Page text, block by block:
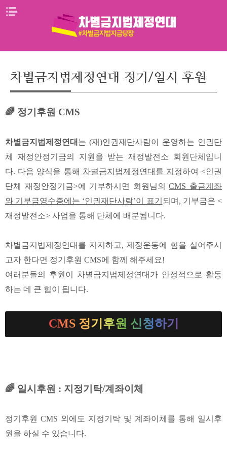
Skip
차별금지법제정연대 정기/일시 후원
🌈 정기후원 CMS
차별금지법제정연대 는 (재)인권재단사람이 운영하는 인권단
체 재정안정기금의 지원을 받는 재정발전소 회원단체입니
다. 다음 양식을 통해 차별금지법제정연대를 지정하여 <인권
단체 재정안정기금>에 기부하시면 회원님의CMS 출금계좌
와 기부금영수증에는 ‘인권재단사람’이 표기 되며, 기부금은 <
재정발전소> 사업을 통해 단체에 배분됩니다.
차별금지법제정연대를 지지하고, 제정운동에 힘을 실어주시
고자 한다면 정기후원 CMS에 함께 해주세요!
여러분들의 후원이 차별금지법제정연대가 안정적으로 활동
하는 데 큰 힘이 됩니다.
CMS 정기후원 신청하기
🌈 일시후원 : 지정기탁/계좌이체
정기후원 CMS 외에도 지정기탁 및 계좌이체를 통해 일시후
원을 하실 수 있습니다.